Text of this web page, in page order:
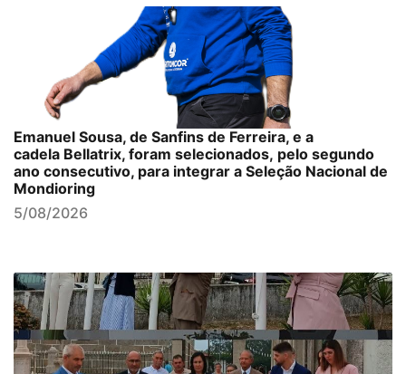
Emanuel Sousa, de Sanfins de Ferreira, e a
cadela Bellatrix, foram selecionados, pelo segundo
ano consecutivo, para integrar a Seleção Nacional de
Mondioring
5/08/2026